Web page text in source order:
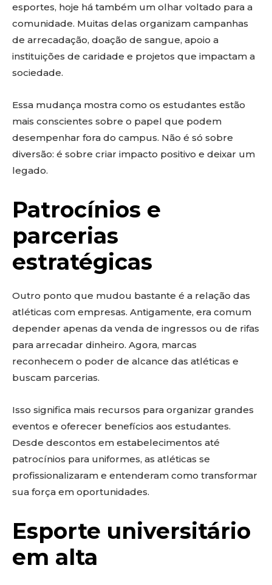
esportes, hoje há também um olhar voltado para a
comunidade. Muitas delas organizam campanhas
de arrecadação, doação de sangue, apoio a
instituições de caridade e projetos que impactam a
sociedade.
Essa mudança mostra como os estudantes estão
mais conscientes sobre o papel que podem
desempenhar fora do campus. Não é só sobre
diversão: é sobre criar impacto positivo e deixar um
legado.
Patrocínios e
parcerias
estratégicas
Outro ponto que mudou bastante é a relação das
atléticas com empresas. Antigamente, era comum
depender apenas da venda de ingressos ou de rifas
para arrecadar dinheiro. Agora, marcas
reconhecem o poder de alcance das atléticas e
buscam parcerias.
Isso significa mais recursos para organizar grandes
eventos e oferecer benefícios aos estudantes.
Desde descontos em estabelecimentos até
patrocínios para uniformes, as atléticas se
profissionalizaram e entenderam como transformar
sua força em oportunidades.
Esporte universitário
em alta